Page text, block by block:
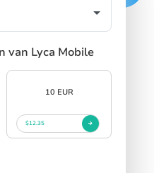
van Lyca Mobile
10 EUR
$12.35